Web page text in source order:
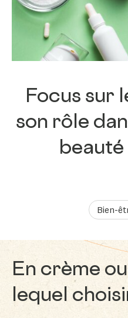
Focus sur
son rôle
beauté
Bien-
En crème
lequel